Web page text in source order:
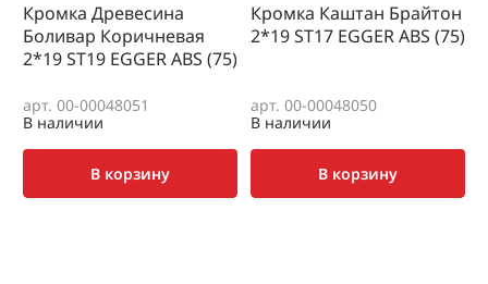
Кромка Древесина
Боливар Коричневая
2*19 SТ19 EGGER ABS (75)
арт. 00-00048051
В наличии
В корзину
Кромка Каштан Брайтон
2*19 SТ17 EGGER ABS (75)
арт. 00-00048050
В наличии
В корзину